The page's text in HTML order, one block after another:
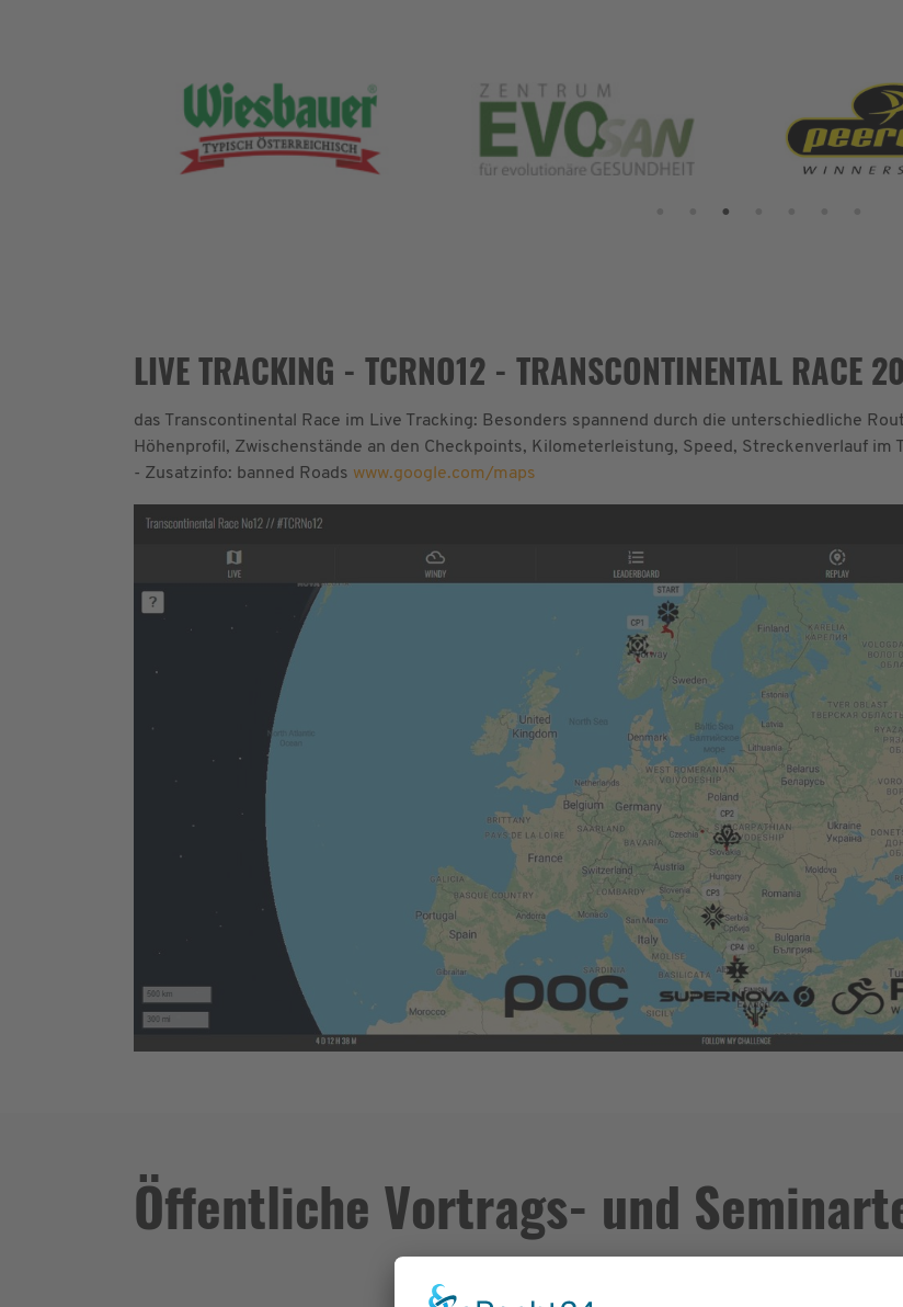
LIVE TRACKING - TCRNO12 - TRANSCONTINENTAL RACE
das Transcontinental Race im Live Tracking: Besonders spannend durch die unterschiedliche
Höhenprofil, Zwischenstände an den Checkpoints, Kilometerleistung, Speed, Streckenverlauf im
- Zusatzinfo: banned Roads www.google.com/maps
Öffentliche Vortrags- und